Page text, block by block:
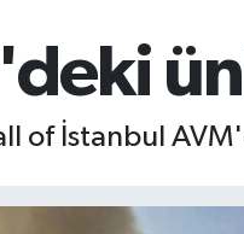
of İstanbul